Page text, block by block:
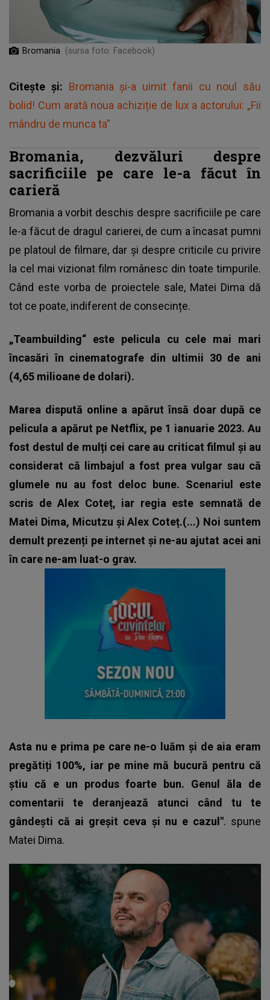
Bromania (sursa foto: Facebook)
Citește și: Bromania și-a uimit fanii cu noul său
bolid! Cum arată noua achiziție de lux a actorului: „Fii
mândru de munca ta”
Bromania, dezvăluri despre
sacrificiile pe care le-a făcut în
carieră
Bromania a vorbit deschis despre sacrificiile pe care
le-a făcut de dragul carierei, de cum a încasat pumni
pe platoul de filmare, dar și despre criticile cu privire
la cel mai vizionat film românesc din toate timpurile.
Când este vorba de proiectele sale, Matei Dima dă
tot ce poate, indiferent de consecințe.
„Teambuilding“ este pelicula cu cele mai mari
încasări în cinematografe din ultimii 30 de ani
(4,65 milioane de dolari).
Marea dispută online a apărut însă doar după ce
pelicula a apărut pe Netflix, pe 1 ianuarie 2023. Au
fost destul de mulți cei care au criticat filmul și au
considerat că limbajul a fost prea vulgar sau că
glumele nu au fost deloc bune. Scenariul este
scris de Alex Coteț, iar regia este semnată de
Matei Dima, Micutzu și Alex Coteț.(...) Noi suntem
demult prezenți pe internet și ne-au ajutat acei ani
în care ne-am luat-o grav.
Asta nu e prima pe care ne-o luăm și de aia eram
pregătiți 100%, iar pe mine mă bucură pentru că
știu că e un produs foarte bun. Genul ăla de
comentarii te deranjează atunci când tu te
gândești că ai greșit ceva și nu e cazul". spune
Matei Dima.